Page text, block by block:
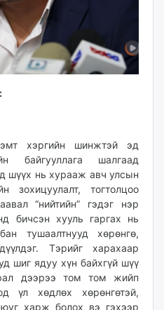
хэргийн шинжтэй эд
байгууллага шалгаад
шүүх нь хурааж авч улсын
зохицуулалт, тогтолцоо
“нийтийн” гэдэг нэр
бичсэн хууль гаргах нь
тушаалтнууд хөрөнгө,
Тэрийг харахаар
шиг ядуу хүн байхгүй шүү
дээрээ том том жийп
үл хөдлөх хөрөнгөтэй,
харж болох вэ гэхээр